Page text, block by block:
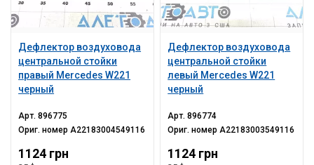
Дефлектор воздуховода
центральной стойки
правый Mercedes W221
черный
Арт.896775
Ориг. номер A22183004549116
1124 грн
Дефлектор воздуховода
центральной стойки
левый Mercedes W221
черный
Арт.896774
Ориг. номер A22183003549116
1124 грн